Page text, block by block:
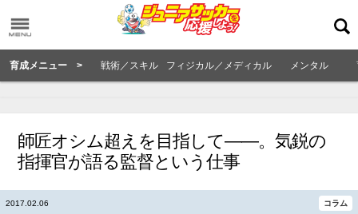
育成メニュー > 戦術／スキル フィジカル／メディカル メンタル
師匠オシム超えを目指して――。気鋭の
指揮官が語る監督という仕事
2017.02.06 コラム